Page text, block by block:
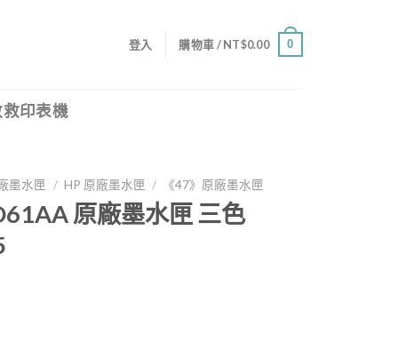
登入 購物車 /NT$0.00 0
救印表機
墨水匣 / HP 原廠墨水匣 / 《47》原廠墨水匣
原廠墨水匣 三色